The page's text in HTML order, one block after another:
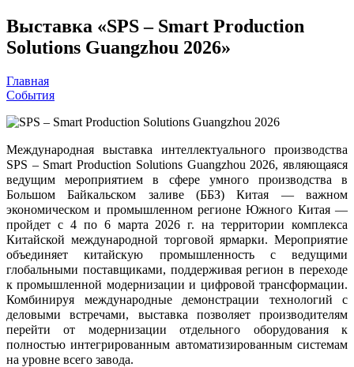
Выставка «SPS – Smart Production
Solutions Guangzhou 2026»
Главная
События
Международная выставка интеллектуального производства
SPS – Smart Production Solutions Guangzhou 2026, являющаяся
ведущим мероприятием в сфере умного производства в
Большом Байкальском заливе (ББЗ) Китая — важном
экономическом и промышленном регионе Южного Китая —
пройдет с 4 по 6 марта 2026 г. на территории комплекса
Китайской международной торговой ярмарки. Мероприятие
объединяет китайскую промышленность с ведущими
глобальными поставщиками, поддерживая регион в переходе
к промышленной модернизации и цифровой трансформации.
Комбинируя международные демонстрации технологий с
деловыми встречами, выставка позволяет производителям
перейти от модернизации отдельного оборудования к
полностью интегрированным автоматизированным системам
на уровне всего завода.